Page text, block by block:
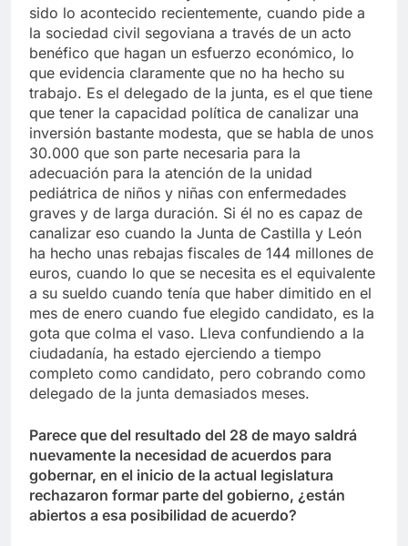
sido lo acontecido recientemente, cuando pide a
la sociedad civil segoviana a través de un acto
benéfico que hagan un esfuerzo económico, lo
que evidencia claramente que no ha hecho su
trabajo. Es el delegado de la junta, es el que tiene
que tener la capacidad política de canalizar una
inversión bastante modesta, que se habla de unos
30.000 que son parte necesaria para la
adecuación para la atención de la unidad
pediátrica de niños y niñas con enfermedades
graves y de larga duración. Si él no es capaz de
canalizar eso cuando la Junta de Castilla y León
ha hecho unas rebajas fiscales de 144 millones de
euros, cuando lo que se necesita es el equivalente
a su sueldo cuando tenía que haber dimitido en el
mes de enero cuando fue elegido candidato, es la
gota que colma el vaso. Lleva confundiendo a la
ciudadanía, ha estado ejerciendo a tiempo
completo como candidato, pero cobrando como
delegado de la junta demasiados meses.
Parece que del resultado del 28 de mayo saldrá
nuevamente la necesidad de acuerdos para
gobernar, en el inicio de la actual legislatura
rechazaron formar parte del gobierno, ¿están
abiertos a esa posibilidad de acuerdo?